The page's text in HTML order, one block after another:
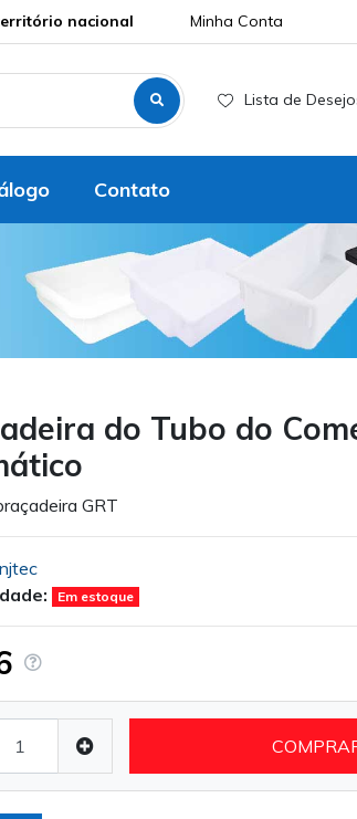
nacional Minha Conta
Lista de
Contato
do Tubo do
GRT
Em estoque